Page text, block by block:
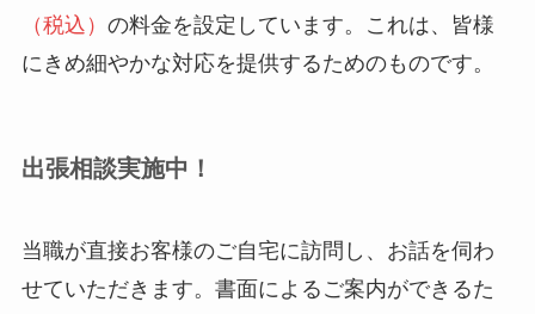
（税込） の料金を設定しています。これは、皆様
にきめ細やかな対応を提供するためのものです。
出張相談実施中！
当職が直接お客様のご自宅に訪問し、お話を伺わ
せていただきます。書面によるご案内ができるた